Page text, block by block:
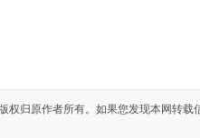
权归原作者所有。如果您发现本网转载